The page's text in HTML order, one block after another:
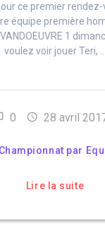
ce premier
équipe première
1
voulez voir jouer Teri, …
0 28 avril
Championnat par
Lire la suite